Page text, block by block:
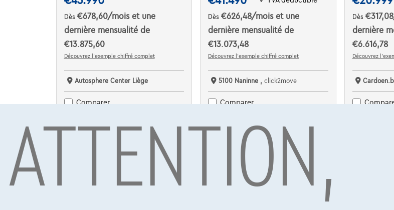
Dès €678,60/mois et une
dernière mensualité de
€13.875,60
Découvrez l’exemple chiffré complet
Autosphere Center Liège
Comparer
Dès€626,48/moiset une
dernière mensualité de
€13.073,48
Découvrez l’exemple chiffré complet
5100 Naninne ,click2move
Comparer
Dès €317,08
dernière
€6.616,78
Découvrez
ATTENTION,